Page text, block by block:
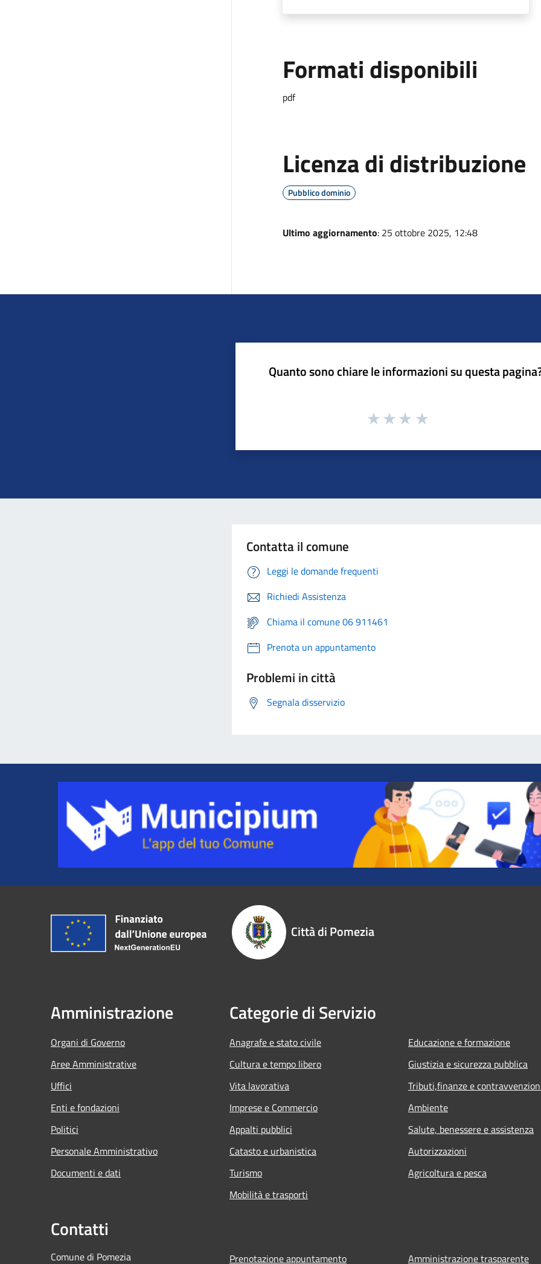
Formati disponibili
pdf
Licenza di distribuzione
Pubblico dominio
Ultimo aggiornamento: 25 ottobre 2025, 12:48
Quanto sono chiare le informazioni su questa
Contatta il comune
Leggi le domande frequenti
Richiedi Assistenza
Chiama il comune 06 911461
Prenota un appuntamento
Problemi in città
Segnala disservizio
Città di Pomezia
Amministrazione
Organi di Governo
Aree Amministrative
Uffici
Enti e fondazioni
Politici
Personale Amministrativo
Documenti e dati
Categorie di Servizio
Anagrafe e stato civile
Cultura e tempo libero
Vita lavorativa
Imprese e Commercio
Appalti pubblici
Catasto e urbanistica
Turismo
Mobilità e trasporti
Educazione e formazione
Giustizia e sicurezza pubblica
Tributi,finanze e
Ambiente
Salute, benessere e assistenza
Autorizzazioni
Agricoltura e pesca
Contatti
Comune di Pomezia Prenotazione appuntamento Amministrazione trasparente